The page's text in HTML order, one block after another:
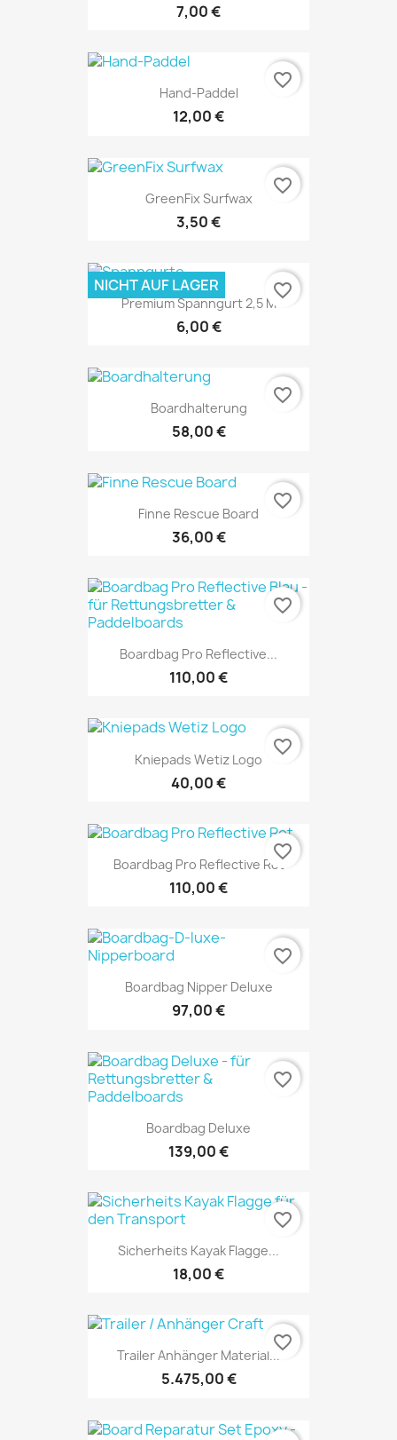
7,00 €
Hand-Paddel
12,00 €
favorite_border
GreenFix Surfwax
3,50 €
favorite_border
Premium Spanngurt 2,5 M
6,00 €
NICHT AUF LAGER favorite_border
Boardhalterung
58,00 €
favorite_border
Finne Rescue Board
36,00 €
favorite_border
Boardbag Pro Reflective...
110,00 €
favorite_border
Kniepads Wetiz Logo
40,00 €
favorite_border
Boardbag Pro Reflective Rot
110,00 €
favorite_border
Boardbag Nipper Deluxe
97,00 €
favorite_border
Boardbag Deluxe
139,00 €
favorite_border
Sicherheits Kayak Flagge...
18,00 €
favorite_border
Trailer Anhänger Material...
5.475,00 €
favorite_border